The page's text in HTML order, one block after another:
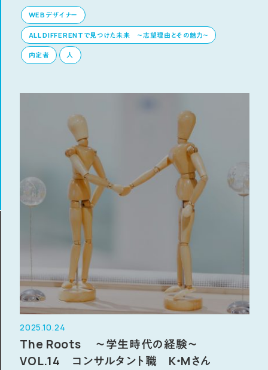
WEBデザイナー
ALL DIFFERENTで見つけた未来 ～志望理由とその魅力～
内定者 人
2025.10.24
The Roots ～学生時代の経験～
VOL.14 コンサルタント職 K・Mさん